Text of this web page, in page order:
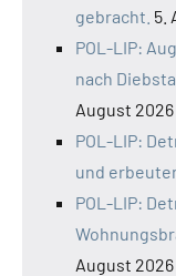
gebracht. 5.
POL-LIP:
nach
August 2026
POL-LIP:
und
POL-LIP:
August 2026